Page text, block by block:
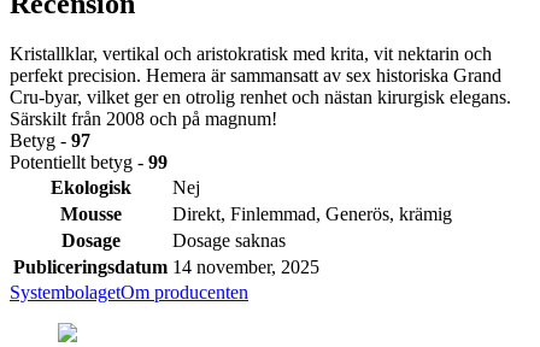
Kristallklar, vertikal och aristokratisk med krita, vit nektarin och
perfekt precision. Hemera är sammansatt av sex historiska Grand
Cru-byar, vilket ger en otrolig renhet och nästan kirurgisk elegans.
Särskilt från 2008 och på magnum!
Betyg - 97
Potentiellt betyg - 99
Ekologisk
Nej
Mousse
Direkt, Finlemmad, Generös, krämig
Dosage
Dosage saknas
Publiceringsdatum 14 november, 2025
SystembolagetOm producenten